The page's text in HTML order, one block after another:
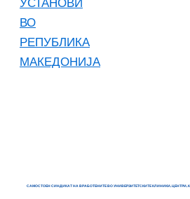
САМОСТОЕН СИНДИКАТ НА ВРАБОТЕНИТЕ ВО УНИВЕРЗИТЕТСКИТЕ КЛИНИКИ,